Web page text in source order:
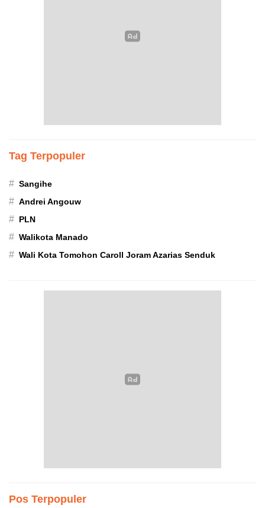
Tag Terpopuler
# Sangihe
# Andrei Angouw
# PLN
# Walikota Manado
# Wali Kota Tomohon Caroll Joram Azarias Senduk
Pos Terpopuler